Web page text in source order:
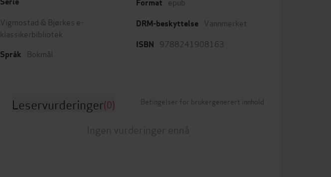
Vigmostad & Bjørkes e-
klassikerbibliotek
Språk Bokmål
Format
DRM-beskyttelse Vannmerket
ISBN 9788241908163
Leservurderinger(0) Betingelser for brukergenerert innhold
Ingen vurderinger ennå